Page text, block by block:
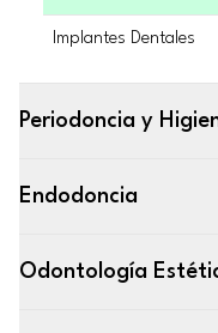
Implantes Dentales
Periodoncia y
Endodoncia
Odontología